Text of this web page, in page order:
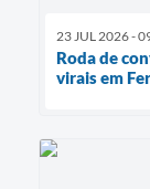
23 JUL 2026 -
Roda de
virais em